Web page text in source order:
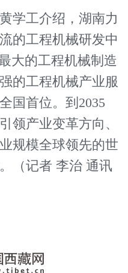
工介绍，湖南力
的工程机械研发中
大的工程机械制造
的工程机械产业服
国首位。到2035
领产业变革方向、
规模全球领先的世
（记者 李治 通讯